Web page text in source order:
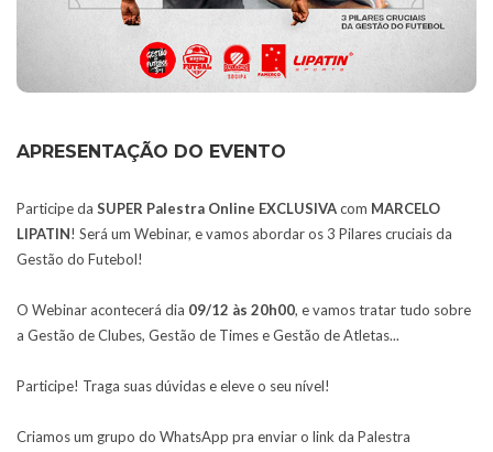
APRESENTAÇÃO DO EVENTO
Participe da SUPER Palestra Online EXCLUSIVAcom MARCELO
LIPATIN! Será um Webinar, e vamos abordar os 3 Pilares cruciais da
Gestão do Futebol!
O Webinar acontecerá dia 09/12 às 20h00, e vamos tratar tudo sobre
a Gestão de Clubes, Gestão de Times e Gestão de Atletas...
Participe! Traga suas dúvidas e eleve o seu nível!
Criamos um grupo do WhatsApp pra enviar o link da Palestra